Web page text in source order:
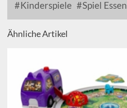
Kinderspiele Spiel Essen
Ähnliche Artikel